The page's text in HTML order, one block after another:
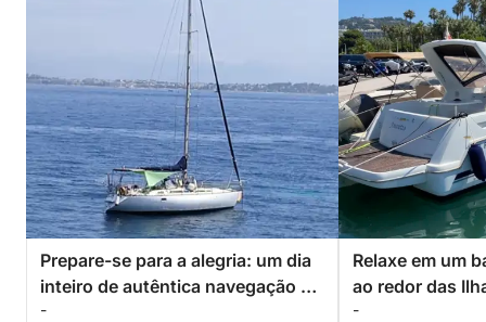
Prepare-se para a alegria: um dia
inteiro de autêntica navegação à
vela em Cannes.
-
Relaxe em um
ao redor das
horas.
-